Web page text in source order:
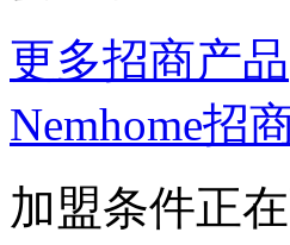
更多招商产品
Nemhome招
加盟条件正